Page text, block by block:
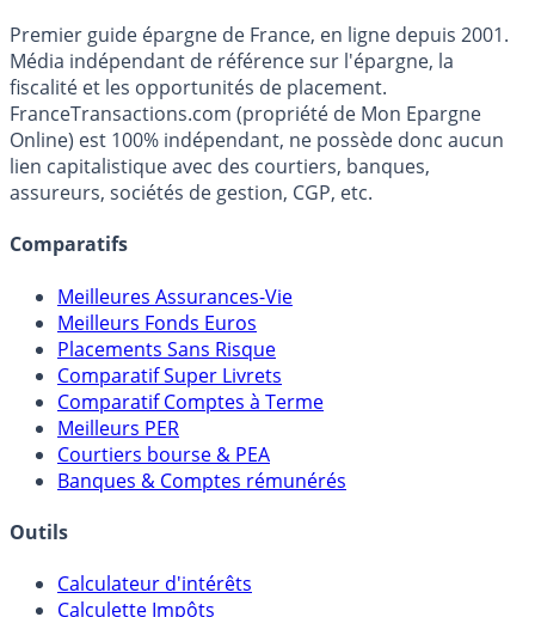
FranceTransactions.com
Premier guide épargne de France, en ligne depuis 2001.
Média indépendant de référence sur l'épargne, la
fiscalité et les opportunités de placement.
FranceTransactions.com (propriété de Mon Epargne
Online) est 100% indépendant, ne possède donc aucun
assureurs, sociétés de gestion, CGP, etc.
Comparatifs
Meilleures Assurances-Vie
Meilleurs Fonds Euros
Placements Sans Risque
Comparatif Super Livrets
Comparatif Comptes à Terme
Meilleurs PER
Courtiers bourse & PEA
Banques & Comptes rémunérés
Outils